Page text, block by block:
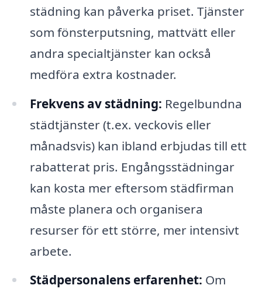
städning kan påverka priset. Tjänster
som fönsterputsning, mattvätt eller
andra specialtjänster kan också
medföra extra kostnader.
Frekvens av städning: Regelbundna
städtjänster (t.ex. veckovis eller
månadsvis) kan ibland erbjudas till ett
rabatterat pris. Engångsstädningar
kan kosta mer eftersom städfirman
måste planera och organisera
resurser för ett större, mer intensivt
arbete.
Städpersonalens erfarenhet: Om